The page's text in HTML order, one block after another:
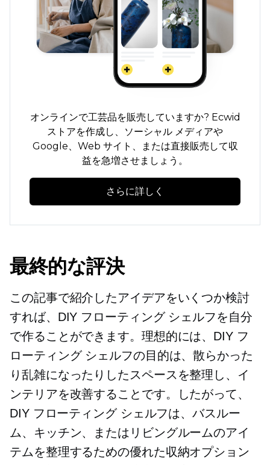
オンラインで工芸品を販売していますか? Ecwid
ストアを作成し、ソーシャル メディアや
Google、Web サイト、または直接販売して収
益を急増させましょう。
さらに詳しく
最終的な評決
この記事で紹介したアイデアをいくつか検討
すれば、DIY フローティング シェルフを自分
で作ることができます。理想的には、DIY フ
ローティング シェルフの目的は、散らかった
り乱雑になったりしたスペースを整理し、イ
ンテリアを改善することです。したがって、
DIY フローティング シェルフは、バスルー
ム、キッチン、またはリビングルームのアイ
テムを整理するための優れた収納オプション